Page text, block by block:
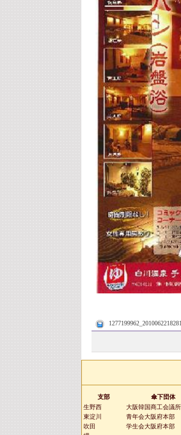
支部
生野西
東淀川
吹田
傘下団体
大阪韓国商工会議所
青年会大阪府本部
学生会大阪府本部